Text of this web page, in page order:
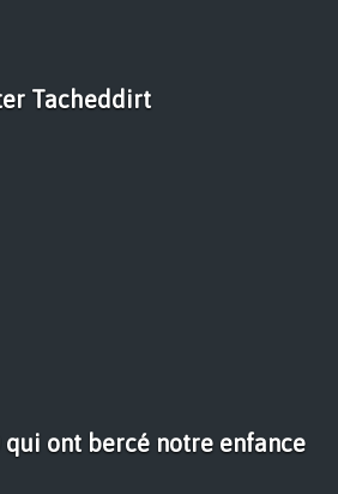
Tacheddirt
qui ont bercé notre enfance